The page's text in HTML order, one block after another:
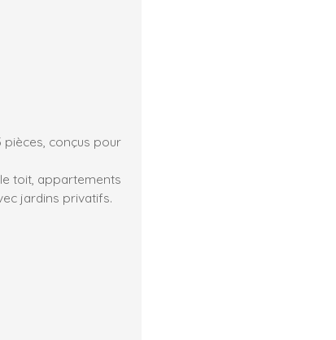
pièces, conçus pour
toit, appartements
jardins privatifs.